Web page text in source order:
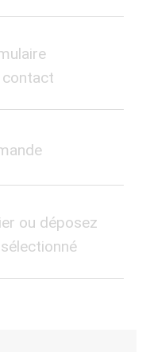
ou déposez